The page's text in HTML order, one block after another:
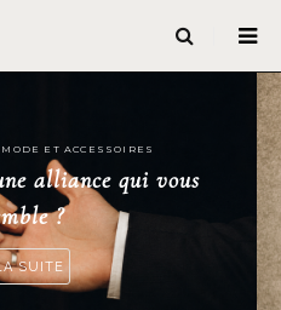
MODE ET ACCESSOIRES
alliance qui vous
?